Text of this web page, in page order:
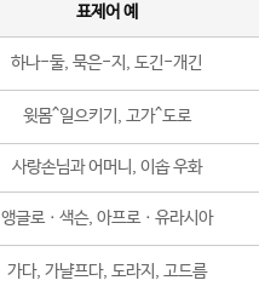
표제어 예
하나-둘, 묵은-지, 도긴-개긴
윗몸^일으키기, 고가^도로
사랑손님과 어머니, 이솝 우화
앵글로ㆍ색슨, 아프로ㆍ유라시아
가다, 가냘프다, 도라지, 고드름